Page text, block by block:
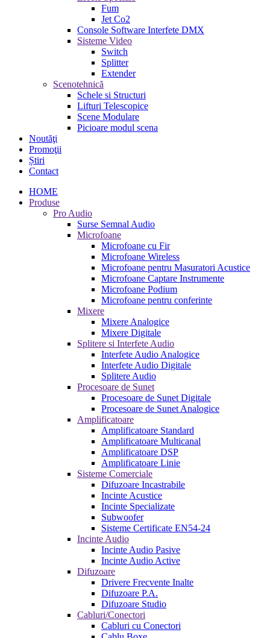
Fum
Jet Co2
Console Software Interfete DMX
Sisteme Video
Switch
Splitter
Extender
Scenotehnică
Schele si Structuri
Lifturi Telescopice
Scene Modulare
Picioare modul scena
Noutăţi
Promoţii
Știri
Contact
HOME
Produse
Pro Audio
Surse Semnal Audio
Microfoane
Microfoane cu Fir
Microfoane Wireless
Microfoane pentru Masuratori Acustice
Microfoane Captare Instrumente
Microfoane Podium
Microfoane pentru conferinte
Mixere
Mixere Analogice
Mixere Digitale
Splitere si Interfete Audio
Interfete Audio Analogice
Interfete Audio Digitale
Splitere Audio
Procesoare de Sunet
Procesoare de Sunet Digitale
Procesoare de Sunet Analogice
Amplificatoare
Amplificatoare Standard
Amplificatoare Multicanal
Amplificatoare DSP
Amplificatoare Linie
Sisteme Comerciale
Difuzoare Incastrabile
Incinte Acustice
Incinte Specializate
Subwoofer
Sisteme Certificate EN54-24
Incinte Audio
Incinte Audio Pasive
Incinte Audio Active
Difuzoare
Drivere Frecvente Inalte
Difuzoare P.A.
Difuzoare Studio
Cabluri/Conectori
Cabluri cu Conectori